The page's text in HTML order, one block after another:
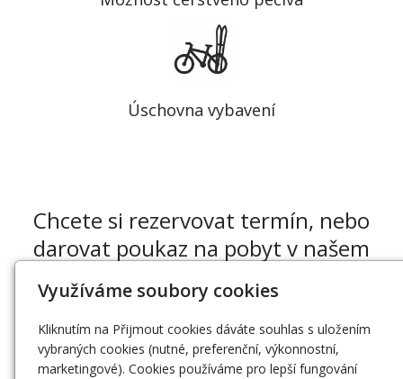
Úschovna vybavení
Chcete si rezervovat termín, nebo
darovat poukaz na pobyt v našem
penzionu?
Využíváme soubory cookies
Kliknutím na Přijmout cookies dáváte souhlas s uložením
vybraných cookies (nutné, preferenční, výkonnostní,
marketingové). Cookies používáme pro lepší fungování